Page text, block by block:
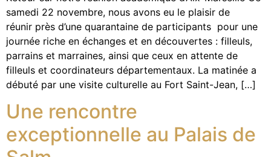
samedi 22 novembre, nous avons eu le plaisir de
réunir près d’une quarantaine de participants pour une
journée riche en échanges et en découvertes : filleuls,
parrains et marraines, ainsi que ceux en attente de
filleuls et coordinateurs départementaux. La matinée a
débuté par une visite culturelle au Fort Saint-Jean, […]
Une rencontre
exceptionnelle au Palais de